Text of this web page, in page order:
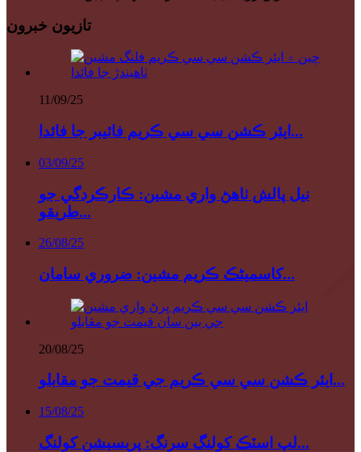
تازيون خبرون
11/09/25
ايئر ڪشن سي سي ڪريم فائيبر جا فائدا...
03/09/25
نيل پالش ٺاهڻ واري مشين: ڪارڪردگي جو
طريقو...
26/08/25
کاسمیٹڪ ڪريم مشين: ضروري سامان...
20/08/25
ايئر ڪشن سي سي ڪريم جي قيمت جو مقابلو...
15/08/25
لپ اسٽڪ کولنگ سرنگ: پريسيشن کولنگ...